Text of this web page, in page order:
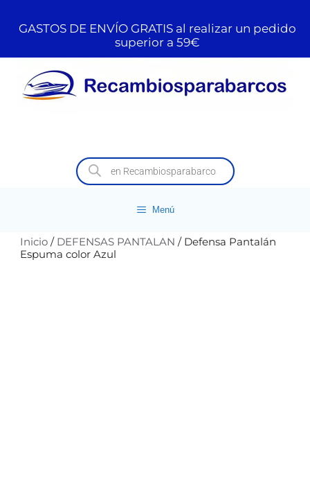
GASTOS DE ENVÍO GRATIS al realizar un pedido
superior a 59€
Menú
Inicio / DEFENSAS PANTALAN / Defensa Pantalán
Espuma color Azul